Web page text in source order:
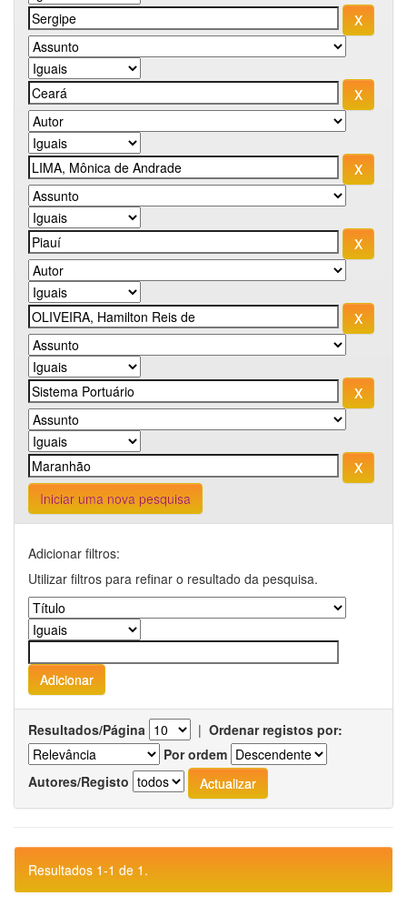
Iniciar uma nova pesquisa
Adicionar filtros:
Utilizar filtros para refinar o resultado da pesquisa.
Resultados/Página | Ordenar registos por:
Por ordem
Autores/Registo
Resultados 1-1 de 1.